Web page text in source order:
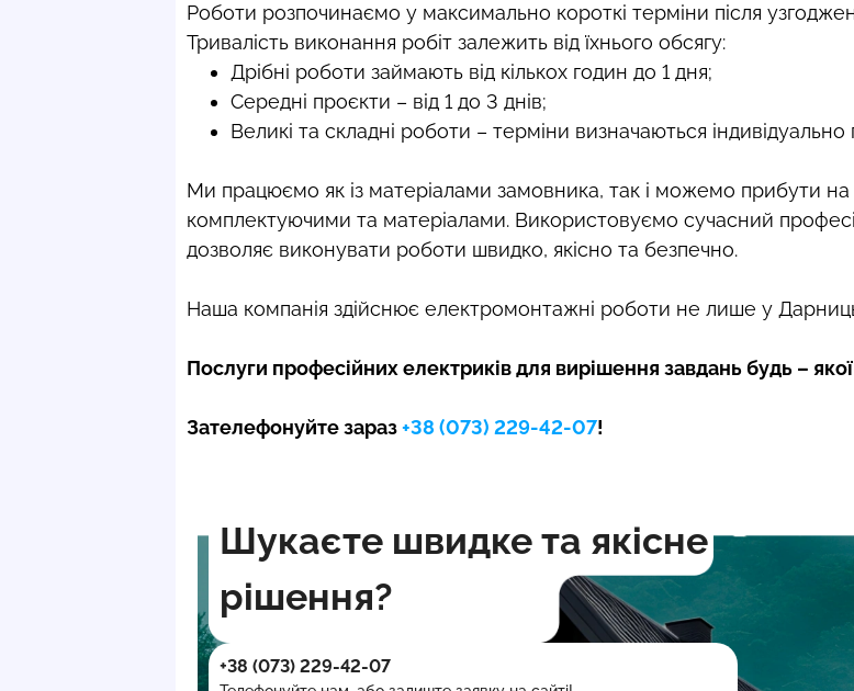
Роботи розпочинаємо у максимально короткі терміни після
Тривалість виконання робіт залежить від їхнього обсягу:
Дрібні роботи займають від кількох годин до 1 дня;
Середні проєкти – від 1 до 3 днів;
Великі та складні роботи – терміни визначаються
Ми працюємо як із матеріалами замовника, так і можемо прибути на
комплектуючими та матеріалами. Використовуємо сучасний
дозволяє виконувати роботи швидко, якісно та безпечно.
Наша компанія здійснює електромонтажні роботи не лише у
Послуги професійних електриків для вирішення завдань будь –
Зателефонуйте зараз+38 (073) 229-42-07!
Шукаєте швидке та якісне
рішення?
+38 (073) 229-42-07